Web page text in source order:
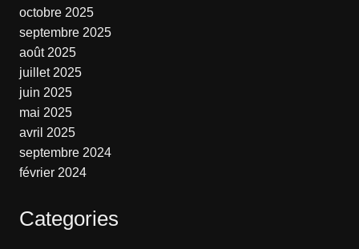
octobre 2025
septembre 2025
août 2025
juillet 2025
juin 2025
mai 2025
avril 2025
septembre 2024
février 2024
Categories